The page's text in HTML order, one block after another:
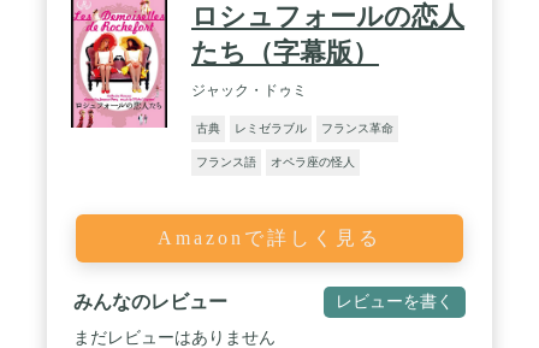
ロシュフォールの恋人
たち（字幕版）
ジャック・ドゥミ
古典 レミゼラブル フランス革命
フランス語 オペラ座の怪人
Amazonで詳しく見る
みんなのレビュー レビューを書く
まだレビューはありません